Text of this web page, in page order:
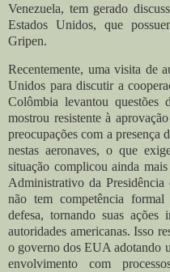
Venezuela, tem gerado
Estados Unidos, que
Gripen.
Recentemente, uma visita de
Unidos para discutir a
Colômbia levantou
mostrou resistente à
preocupações com a presença
nestas aeronaves, o que
situação complicou ainda
Administrativo da
não tem competência
defesa, tornando suas ações
autoridades americanas. Isso
o governo dos EUA adotando
envolvimento com